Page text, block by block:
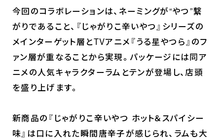
最新情報
今回のコラボレーションは、ネーミングが“やつ”繋
がりであること、『じゃがりこ辛いやつ』シリーズの
メインターゲット層とTVアニメ『うる星やつら』のフ
ァン層が重なることから実現。パッケージには同ア
ニメの人気キャラクターラムとテンが登場し、店頭
を盛り上げます。
新商品の『じゃがりこ辛いやつ ホット＆スパイシー
味』は口に入れた瞬間唐辛子が感じられ、ラムも大